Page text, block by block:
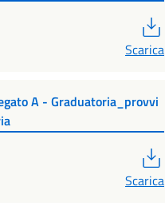
Scarica
A - Graduatoria_provvi
Scarica